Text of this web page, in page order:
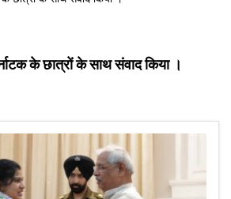
के छात्रों के साथ संवाद किया ।